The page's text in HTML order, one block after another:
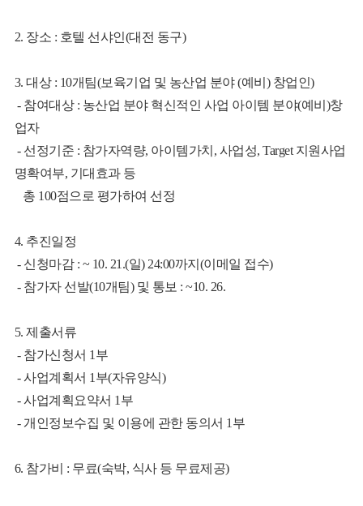
2. 장소 : 호텔 선샤인(대전 동구)
3. 대상 : 10개팀(보육기업 및 농산업 분야 (예비) 창업인)
- 참여대상 : 농산업 분야 혁신적인 사업 아이템 분야(예비)창
업자
- 선정기준 : 참가자역량, 아이템가치, 사업성, Target 지원사업
명확여부, 기대효과 등
총 100점으로 평가하여 선정
4. 추진일정
- 신청마감 : ~ 10. 21.(일) 24:00까지(이메일 접수)
- 참가자 선발(10개팀) 및 통보 : ~10. 26.
5. 제출서류
- 참가신청서 1부
- 사업계획서 1부(자유양식)
- 사업계획요약서 1부
- 개인정보수집 및 이용에 관한 동의서 1부
6. 참가비 : 무료(숙박, 식사 등 무료제공)